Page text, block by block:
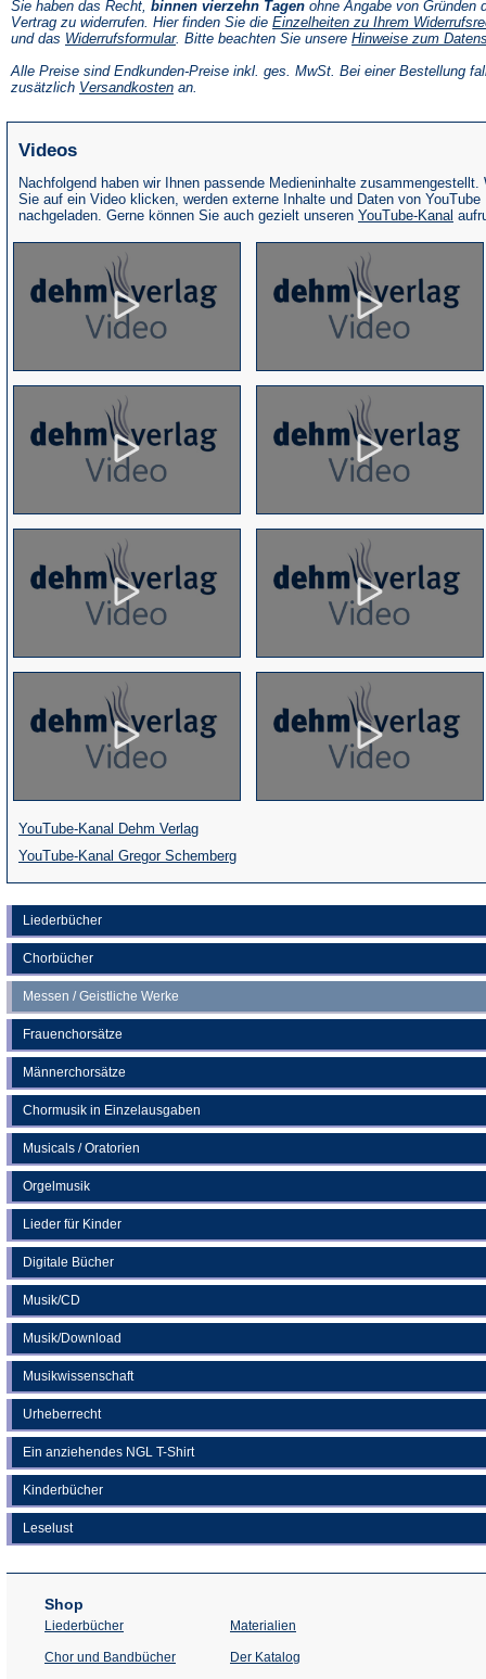
Liederbücher
Chorbücher
Messen / Geistliche Werke
Frauenchorsätze
Männerchorsätze
Chormusik in Einzelausgaben
Musicals / Oratorien
Orgelmusik
Lieder für Kinder
Digitale Bücher
Musik/CD
Musik/Download
Musikwissenschaft
Urheberrecht
Ein anziehendes NGL T-Shirt
Kinderbücher
Leselust
Sie haben das Recht, binnen vierzehn Tagen ohne Angabe von Gründen
Vertrag zu widerrufen. Hier finden Sie die Einzelheiten zu Ihrem
und das Widerrufsformular(Öffnet
einem
neuen
. Bitte beachten Sie unsere Hinweise zum
Alle Preise sind Endkunden-Preise inkl. ges. MwSt. Bei einer Bestellung
zusätzlich Versandkosten(Öffnet
an.
Videos
Nachfolgend haben wir Ihnen passende Medieninhalte zusammengestellt.
Sie auf ein Video klicken, werden externe Inhalte und Daten von YouTube
nachgeladen. Gerne können Sie auch gezielt unseren YouTube-Kanal
YouTube-Kanal Dehm Verlag(Öffnet
in
einem
neuen
Tab)
YouTube-Kanal Gregor Schemberg(Öffnet
in
einem
neuen
Shop
Liederbücher
Chor und Bandbücher
Materialien
Der Katalog